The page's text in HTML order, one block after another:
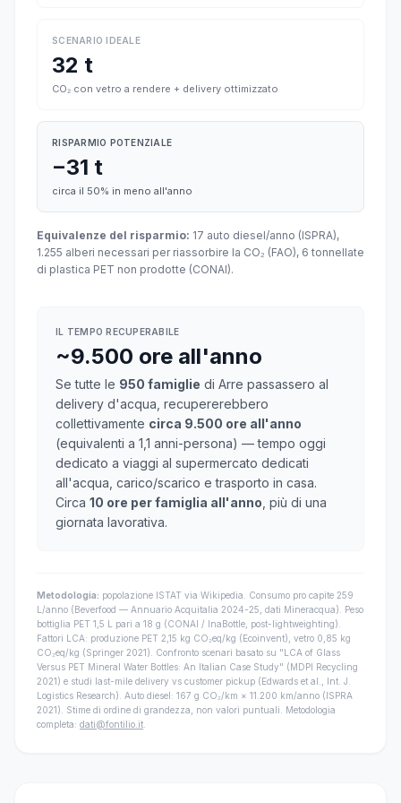
SCENARIO IDEALE
32 t
CO₂ con vetro a rendere + delivery ottimizzato
RISPARMIO POTENZIALE
−31 t
circa il 50% in meno all'anno
Equivalenze del risparmio: 17 auto diesel/anno (ISPRA),
1.255 alberi necessari per riassorbire la CO₂ (FAO), 6 tonnellate
di plastica PET non prodotte (CONAI).
IL TEMPO RECUPERABILE
~9.500 ore all'anno
Se tutte le 950 famiglie di Arre passassero al
delivery d'acqua, recupererebbero
collettivamente circa 9.500 ore all'anno
(equivalenti a 1,1 anni-persona) — tempo oggi
dedicato a viaggi al supermercato dedicati
all'acqua, carico/scarico e trasporto in casa.
Circa 10 ore per famiglia all'anno , più di una
giornata lavorativa.
Metodologia: popolazione ISTAT via Wikipedia. Consumo pro capite 259
L/anno (Beverfood — Annuario Acquitalia 2024-25, dati Mineracqua). Peso
bottiglia PET 1,5 L pari a 18 g (CONAI / InaBottle, post-lightweighting).
Fattori LCA: produzione PET 2,15 kg CO₂eq/kg (Ecoinvent), vetro 0,85 kg
CO₂eq/kg (Springer 2021). Confronto scenari basato su "LCA of Glass
Versus PET Mineral Water Bottles: An Italian Case Study" (MDPI Recycling
2021) e studi last-mile delivery vs customer pickup (Edwards et al., Int. J.
Logistics Research). Auto diesel: 167 g CO₂/km × 11.200 km/anno (ISPRA
2021). Stime di ordine di grandezza, non valori puntuali. Metodologia
completa: dati@fontilio.it